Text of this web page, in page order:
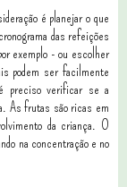
é planejar o que
das refeições
exemplo - ou escolher
podem ser facilmente
preciso verificar se a
As frutas são ricas em
da criança. O
na concentração e no